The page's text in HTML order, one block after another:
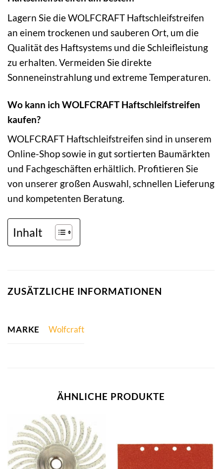
Lagern Sie die WOLFCRAFT Haftschleifstreifen
an einem trockenen und sauberen Ort, um die
Qualität des Haftsystems und die Schleifleistung
zu erhalten. Vermeiden Sie direkte
Sonneneinstrahlung und extreme Temperaturen.
Wo kann ich WOLFCRAFT Haftschleifstreifen
kaufen?
WOLFCRAFT Haftschleifstreifen sind in unserem
Online-Shop sowie in gut sortierten Baumärkten
und Fachgeschäften erhältlich. Profitieren Sie
von unserer großen Auswahl, schnellen Lieferung
und kompetenten Beratung.
Inhalt
ZUSÄTZLICHE INFORMATIONEN
MARKE Wolfcraft
ÄHNLICHE PRODUKTE